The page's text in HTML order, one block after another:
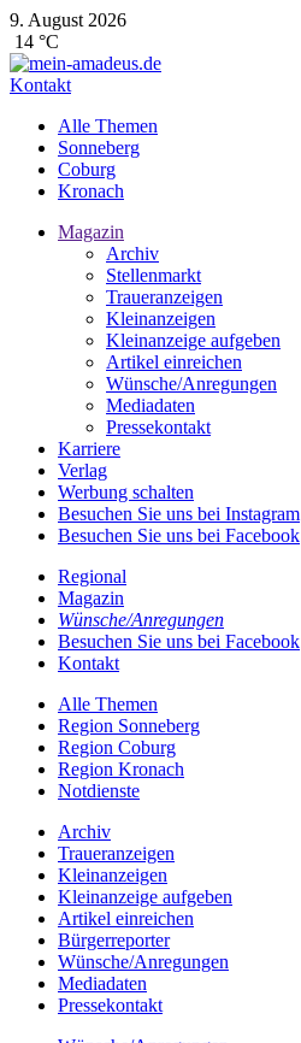
9. August 2026
14 °C
Kontakt
Alle Themen
Sonneberg
Coburg
Kronach
Magazin
Archiv
Stellenmarkt
Traueranzeigen
Kleinanzeigen
Kleinanzeige aufgeben
Artikel einreichen
Wünsche/Anregungen
Mediadaten
Pressekontakt
Karriere
Verlag
Werbung schalten
Besuchen Sie uns bei Instagram
Besuchen Sie uns bei Facebook
Regional
Magazin
Wünsche/Anregungen
Besuchen Sie uns bei Facebook
Kontakt
Alle Themen
Region Sonneberg
Region Coburg
Region Kronach
Notdienste
Archiv
Traueranzeigen
Kleinanzeigen
Kleinanzeige aufgeben
Artikel einreichen
Bürgerreporter
Wünsche/Anregungen
Mediadaten
Pressekontakt